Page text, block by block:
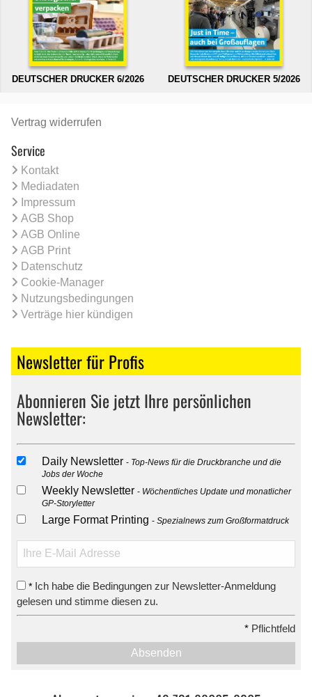
DEUTSCHER DRUCKER 6/2026 DEUTSCHER DRUCKER 5/2026
Vertrag widerrufen
Service
Kontakt
Mediadaten
Impressum
AGB Shop
AGB Online
AGB Print
Datenschutz
Cookie-Manager
Nutzungsbedingungen
Verträge hier kündigen
Newsletter für Profis
Abonnieren Sie jetzt Ihre persönlichen
Newsletter:
Daily Newsletter
Top-News für die Druckbranche und die
Jobs der Woche
Weekly Newsletter
Wöchentliches Update und monatlicher
GP-Storyletter
Large Format Printing Spezialnews zum Großformatdruck
* Ich habe die Bedingungen zur Newsletter-Anmeldung
gelesen und stimme diesen zu.
* Pflichtfeld
Absenden